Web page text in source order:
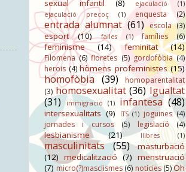
sexual infantil
(8) ejaculació
(1)
ejaculació precoç
(1) enquesta (2)
entrada alumnat (61) escola (3)
esport (10) falles (1) famílies (6)
feminisme (14) feminitat (14)
Filomena (6) floretes (5) gordofòbia (4)
herois (4) hòmens profeministes (15)
homofòbia (39)
homoparentalitat
(3) homosexualitat (36) Igualtat
(31)
immigració (1) infantesa (48)
intersexualitats (9) ITS (1) joguines (4)
jornades i cursos
(5) legislació (4)
lesbianisme (21) llibres (1)
masculinitats (55)
masturbació
(12) medicalització (7) menstruació
(7) micro(?)masclismes (6) notícies(5)Oh